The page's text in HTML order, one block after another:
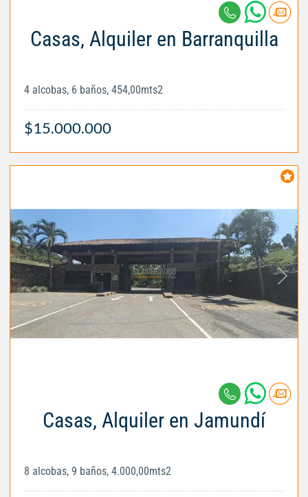
Casas, Alquiler en Barranquilla
4 alcobas, 6 baños, 454,00mts2
$15.000.000
Casas, Alquiler en Jamundí
8 alcobas, 9 baños, 4.000,00mts2